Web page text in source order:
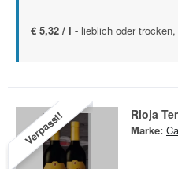
€ 5,32 / l - lieblich oder
Verpasst! Rioja
Marke: